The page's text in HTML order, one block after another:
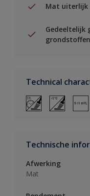
Mat uiterlijk
Gedeeltelijk
grondstoffen
Technical
Technische
Afwerking
Mat